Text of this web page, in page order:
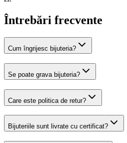
Întrebări frecvente
Cum îngrijesc bijuteria?
Se poate grava bijuteria?
Care este politica de retur?
Bijuteriile sunt livrate cu certificat?